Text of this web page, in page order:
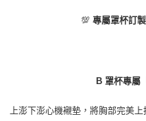
💯 專屬罩杯訂
B 罩杯專屬
上澎下澎心機襯墊，將胸部完美